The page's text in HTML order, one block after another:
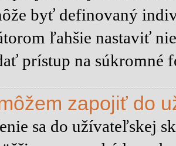
byť definovaný
ľahšie nastaviť
prístup na súkromné
zapojiť do
sa do užívateľskej